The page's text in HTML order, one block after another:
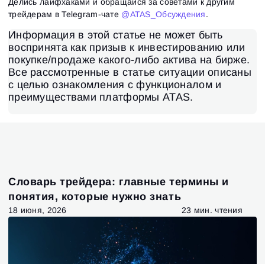
трейдерам в Telegram-чате @ATAS_Обсуждения.
Информация в этой статье не может быть
воспринята как призыв к инвестированию или
покупке/продаже какого-либо актива на бирже.
Все рассмотренные в статье ситуации описаны
с целью ознакомления с функционалом и
преимуществами платформы ATAS.
Словарь трейдера: главные термины и
понятия, которые нужно знать
18 июня, 2026 23 мин. чтения